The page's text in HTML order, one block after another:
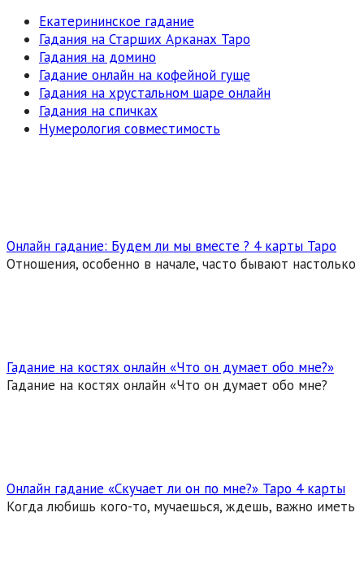
Екатерининское гадание
Гадания на Старших Арканах Таро
Гадания на домино
Гадание онлайн на кофейной гуще
Гадания на хрустальном шаре онлайн
Гадания на спичках
Нумерология совместимость
Онлайн гадание: Будем ли мы вместе ? 4 карты Таро
Отношения, особенно в начале, часто бывают настолько
Гадание на костях онлайн «Что он думает обо мне?»
Гадание на костях онлайн «Что он думает обо мне?
Онлайн гадание «Скучает ли он по мне?» Таро 4 карты
Когда любишь кого-то, мучаешься, ждешь, важно иметь